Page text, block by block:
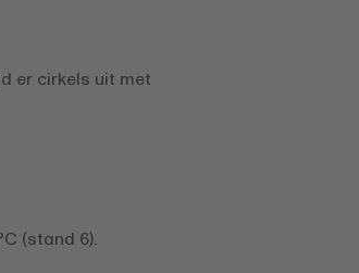
er cirkels uit met
(stand 6).